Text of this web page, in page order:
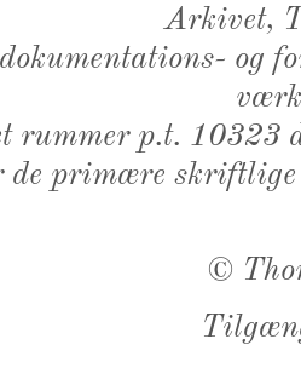
Arkivet,
og
rummer p.t. 10323
de primære
©